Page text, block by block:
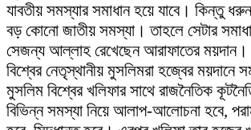
যাবতীয় সমস্যার সমাধান হয়ে যাবে। কিন্তু
বড় কোনো জাতীয় সমস্যা। তাহলে সেটার
সেজন্য আল্লাহ রেখেছেন আরাফাতের ময়দান।
বিশ্বের নেতৃস্থানীয় মুসলিমরা হজ্বের ময়দানে
মুসলিম বিশ্বের খলিফার সাথে রাজনৈতিক
বিভিন্ন সমস্যা নিয়ে আলাপ-আলোচনা হবে,